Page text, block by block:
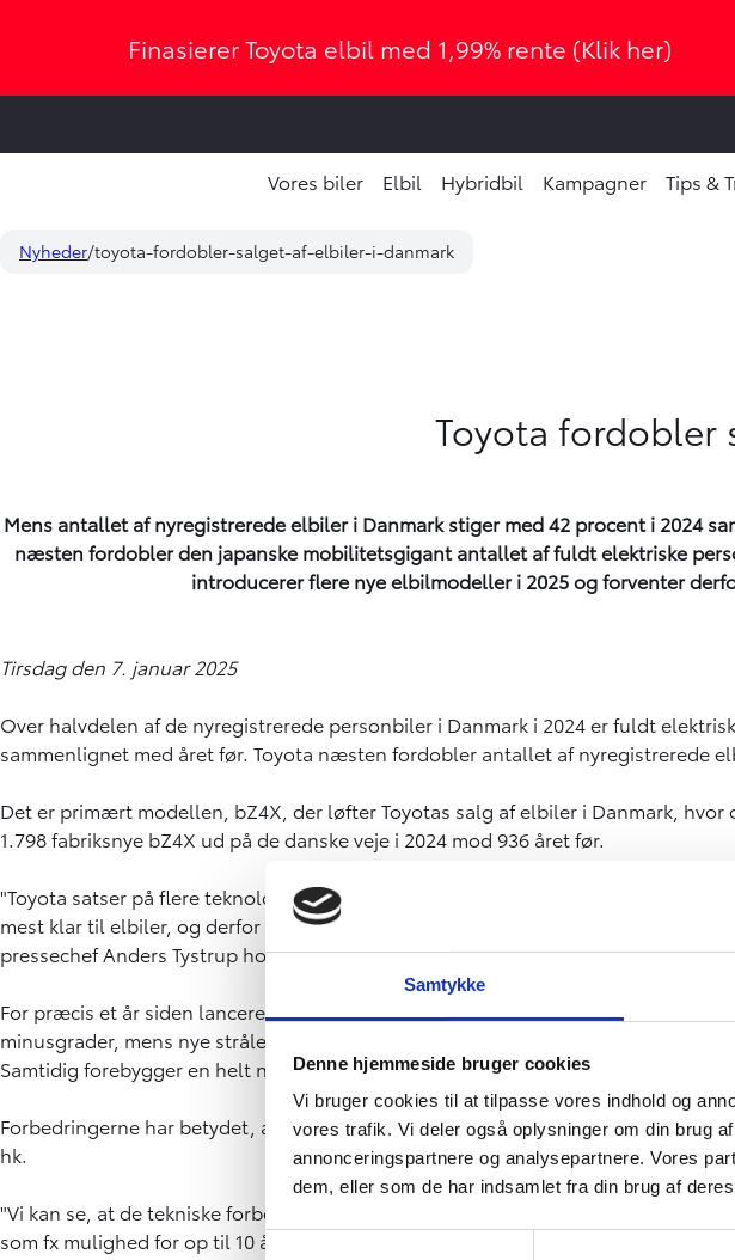
Samtykke
Denne hjemmeside bruger cookies
Vi bruger cookies til at tilpasse vores indhold og
vores trafik. Vi deler også oplysninger om din brug
annonceringspartnere og analysepartnere. Vores
dem, eller som de har indsamlet fra din brug af
Samtykkevalg
Finasierer Toyota elbil med 1,99% rente (Klik her)
Vores biler Elbil Hybridbil Kampagner Tips &
Nyheder toyota-fordobler-salget-af-elbiler-i-danmark
Toyota fordobler
Mens antallet af nyregistrerede elbiler i Danmark stiger med 42 procent i 2024
næsten fordobler den japanske mobilitetsgigant antallet af fuldt elektriske
introducerer flere nye elbilmodeller i 2025 og forventer
Tirsdag den 7. januar 2025
Over halvdelen af de nyregistrerede personbiler i Danmark i 2024 er fuldt
sammenlignet med året før. Toyota næsten fordobler antallet af nyregistrerede
Det er primært modellen, bZ4X, der løfter Toyotas salg af elbiler i Danmark, hvor
1.798 fabriksnye bZ4X ud på de danske veje i 2024 mod 936 året før.
"Toyota satser på flere teknologier som hybrid, el og brint for at reducere CO2
mest klar til elbiler, og derfor er det også naturligt, at vi øger vores fokus på
pressechef Anders Tystrup hos Toyota Danmark.
For præcis et år siden lancerede Toyota et nyt modelår af bZ4X, hvilket betød
minusgrader, mens nye strålevarmere under ratstammen og i
Samtidig forebygger en helt ny og avanceret sikkerhedsfunktion påkørsler bagfra.
Forbedringerne har betydet, at endnu flere danskere har fået øjnene op for
hk.
"Vi kan se, at de tekniske forbedringer har betydet en øget interesse for bZ4X.
som fx mulighed for op til 10 års eller 185.000 km serviceaktiveret garanti med